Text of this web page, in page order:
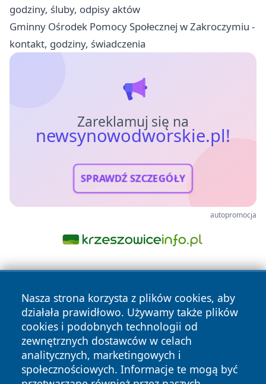
godziny, śluby, odpisy aktów
Gminny Ośrodek Pomocy Społecznej w Zakroczymiu -
kontakt, godziny, świadczenia
Zareklamuj się na
newsynowodworskie.pl!
SPRAWDŹ SZCZEGÓŁY
autopromocja
Nasza strona korzysta z plików cookies, aby
działała prawidłowo. Używamy także plików
cookies i podobnych technologii od
zewnętrznych dostawców w celach
analitycznych, marketingowych i
społecznościowych. Informacje te mogą być
Copyright © 2026 newsynowodworskie.pl Wszystkie prawa
zastrzeżone.